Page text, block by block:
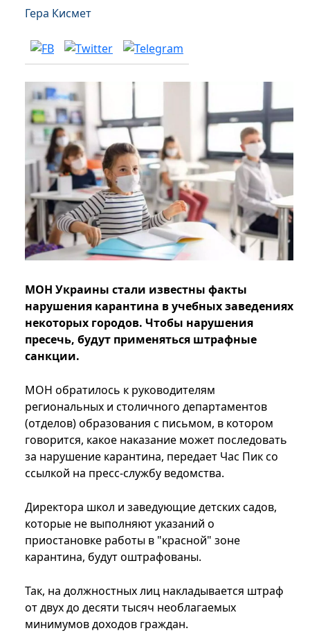
Гера Кисмет
МОН Украины стали известны факты
нарушения карантина в учебных заведениях
некоторых городов. Чтобы нарушения
пресечь, будут применяться штрафные
санкции.
МОН обратилось к руководителям
региональных и столичного департаментов
(отделов) образования с письмом, в котором
говорится, какое наказание может последовать
за нарушение карантина, передает Час Пик со
ссылкой на пресс-службу ведомства.
Директора школ и заведующие детских садов,
которые не выполняют указаний о
приостановке работы в "красной" зоне
карантина, будут оштрафованы.
Так, на должностных лиц накладывается штраф
от двух до десяти тысяч необлагаемых
минимумов доходов граждан.